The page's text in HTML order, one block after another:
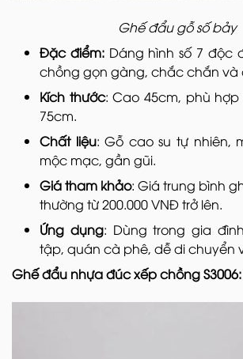
Ghế đẩu gỗ số bảy
Đặc điểm: Dáng hình số 7 độc
chồng gọn gàng, chắc chắn và
Kích thước: Cao 45cm, phù
75cm.
Chất liệu: Gỗ cao su tự nhiên,
mộc mạc, gần gũi.
Giá tham khảo: Giá trung bình
thường từ 200.000 VNĐ trở lên.
Ứng dụng: Dùng trong gia
tập, quán cà phê, dễ di chuyển
Ghế đẩu nhựa đúc xếp chồng S3006: